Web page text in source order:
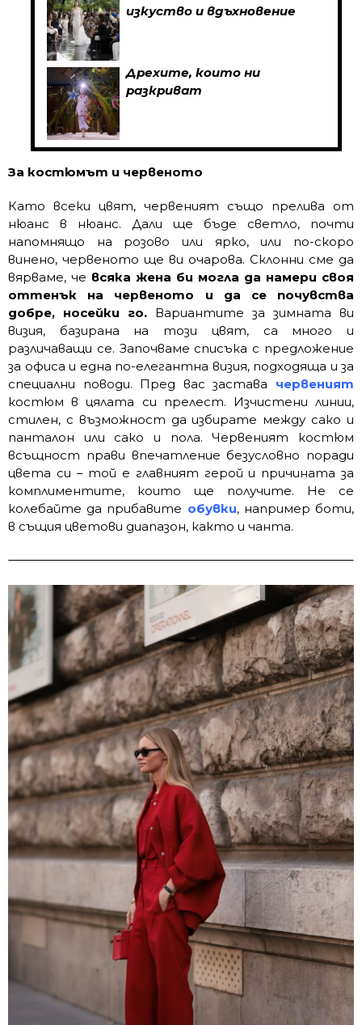
изкуство и вдъхновение
Дрехите, които ни
разкриват
За костюмът и червеното
Като всеки цвят, червеният също прелива от
нюанс в нюанс. Дали ще бъде светло, почти
напомнящо на розово или ярко, или по-скоро
винено, червеното ще ви очарова. Склонни сме да
вярваме, че всяка жена би могла да намери своя
оттенък на червеното и да се почувства
добре, носейки го. Вариантите за зимната ви
визия, базирана на този цвят, са много и
различаващи се. Започваме списъка с предложение
за офиса и една по-елегантна визия, подходяща и за
специални поводи. Пред вас застава червеният
костюм в цялата си прелест. Изчистени линии,
стилен, с възможност да избирате между сако и
панталон или сако и пола. Червеният костюм
всъщност прави впечатление безусловно поради
цвета си – той е главният герой и причината за
комплиментите, които ще получите. Не се
колебайте да прибавите обувки, например боти,
в същия цветови диапазон, както и чанта.